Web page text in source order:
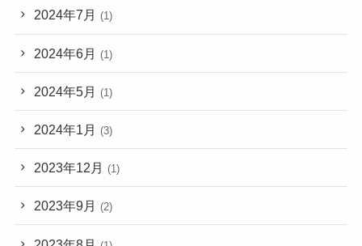
2024年7月 (1)
2024年6月 (1)
2024年5月 (1)
2024年1月 (3)
2023年12月 (1)
2023年9月 (2)